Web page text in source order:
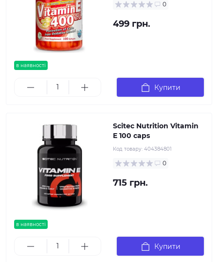
в наявності
0
499 грн.
Купити
в наявності
Scitec Nutrition Vitamin
E 100 caps
Код товару: 404384801
0
715 грн.
Купити